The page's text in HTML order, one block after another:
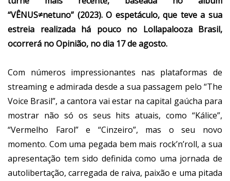
“VÊNUS≠netuno” (2023). O espetáculo, que teve a sua
estreia realizada há pouco no Lollapalooza Brasil,
ocorrerá no Opinião, no dia 17 de agosto.
Com números impressionantes nas plataformas de
streaming e admirada desde a sua passagem pelo “The
Voice Brasil”, a cantora vai estar na capital gaúcha para
mostrar não só os seus hits atuais, como “Kálice”,
“Vermelho Farol” e “Cinzeiro”, mas o seu novo
momento. Com uma pegada bem mais rock’n’roll, a sua
apresentação tem sido definida como uma jornada de
autolibertação, carregada de raiva, paixão e uma pitada